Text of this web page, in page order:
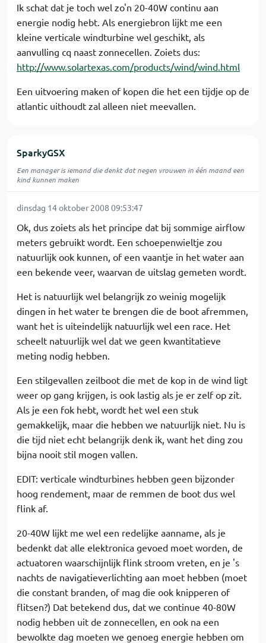
Ik schat dat je toch wel zo'n 20-40W continu aan
energie nodig hebt. Als energiebron lijkt me een
kleine verticale windturbine wel geschikt, als
aanvulling cq naast zonnecellen. Zoiets dus:
http://www.solartexas.com/products/wind/wind.html
Een uitvoering maken of kopen die het een tijdje op de
atlantic uithoudt zal alleen niet meevallen.
SparkyGSX
Een manager is iemand die denkt dat negen vrouwen in één maand een
kind kunnen maken
dinsdag 14 oktober 2008 09:53:47
Ok, dus zoiets als het principe dat bij sommige airflow
meters gebruikt wordt. Een schoepenwieltje zou
natuurlijk ook kunnen, of een vaantje in het water aan
een bekende veer, waarvan de uitslag gemeten wordt.
Het is natuurlijk wel belangrijk zo weinig mogelijk
dingen in het water te brengen die de boot afremmen,
want het is uiteindelijk natuurlijk wel een race. Het
scheelt natuurlijk wel dat we geen kwantitatieve
meting nodig hebben.
Een stilgevallen zeilboot die met de kop in de wind ligt
weer op gang krijgen, is ook lastig als je er zelf op zit.
Als je een fok hebt, wordt het wel een stuk
gemakkelijk, maar die hebben we natuurlijk niet. Nu is
die tijd niet echt belangrijk denk ik, want het ding zou
bijna nooit stil mogen vallen.
EDIT: verticale windturbines hebben geen bijzonder
hoog rendement, maar de remmen de boot dus wel
flink af.
20-40W lijkt me wel een redelijke aanname, als je
bedenkt dat alle elektronica gevoed moet worden, de
actuatoren waarschijnlijk flink stroom vreten, en je 's
nachts de navigatieverlichting aan moet hebben (moet
die constant branden, of mag die ook knipperen of
flitsen?) Dat betekend dus, dat we continue 40-80W
nodig hebben uit de zonnecellen, en ook na een
bewolkte dag moeten we genoeg energie hebben om